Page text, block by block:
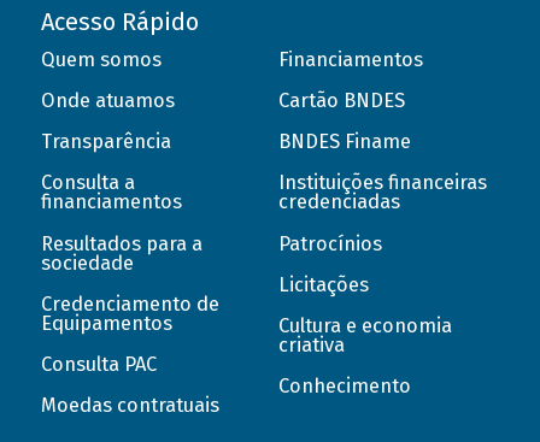
Acesso Rápido
Quem somos
Onde atuamos
Transparência
Consulta a
financiamentos
Resultados para a
sociedade
Credenciamento de
Equipamentos
Consulta PAC
Moedas contratuais
Financiamentos
Cartão BNDES
BNDES Finame
Instituições financeiras
credenciadas
Patrocínios
Licitações
Cultura e economia
criativa
Conhecimento